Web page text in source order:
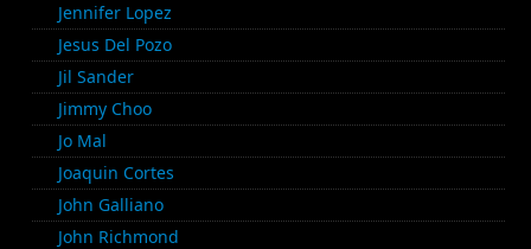
Jennifer Lopez
Jesus Del Pozo
Jil Sander
Jimmy Choo
Jo Mal
Joaquin Cortes
John Galliano
John Richmond